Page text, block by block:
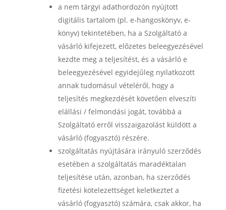
a nem tárgyi adathordozón nyújtott
digitális tartalom (pl. e-hangoskönyv, e-
könyv) tekintetében, ha a Szolgáltató a
vásárló kifejezett, előzetes beleegyezésével
kezdte meg a teljesítést, és a vásárló e
beleegyezésével egyidejűleg nyilatkozott
annak tudomásul vételéről, hogy a
teljesítés megkezdését követően elveszíti
elállási / felmondási jogát, továbbá a
Szolgáltató erről visszaigazolást küldött a
vásárló (fogyasztó) részére.
szolgáltatás nyújtására irányuló szerződés
esetében a szolgáltatás maradéktalan
teljesítése után, azonban, ha szerződés
fizetési kötelezettséget keletkeztet a
vásárló (fogyasztó) számára, csak akkor, ha